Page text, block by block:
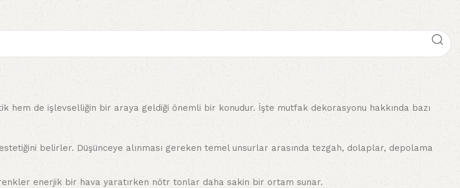
de işlevselliğin bir araya geldiği önemli bir konudur. İşte mutfak dekorasyonu hakkında bazı
estetiğini belirler. Düşünceye alınması gereken temel unsurlar arasında tezgah, dolaplar, depolama
enerjik bir hava yaratırken nötr tonlar daha sakin bir ortam sunar.